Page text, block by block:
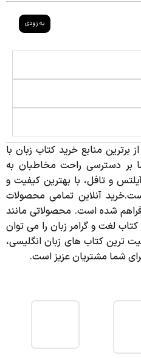
به زودی
برترین منابع خرید کتاب زبان با
دسترسی راحت مخاطبان به
و تافل، با بهترین کیفیت و
آنلاین تمامی محصولات
شده است. محصولاتی مانند
لغت و گرامر زبان را می توان
ترین کتاب های زبان انگلیسی،
شما مشتریان عزیز است.